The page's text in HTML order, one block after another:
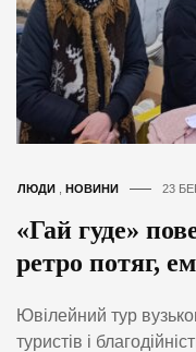
ЛЮДИ НОВИНИ 23
«Гай гуде»
ретро потяг,
Ювілейний тур
туристів і